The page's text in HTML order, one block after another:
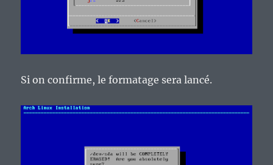
Si on confirme, le formatage sera lancé.